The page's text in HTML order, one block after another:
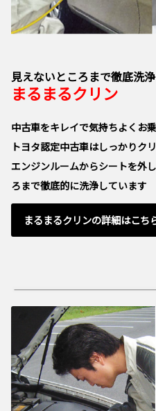
見えないところまで徹底洗浄
まるまるクリン
中古車をキレイで気持ちよくお
トヨタ認定中古車はしっかりクリ
エンジンルームからシートを外
ろまで徹底的に洗浄しています
まるまるクリンの詳細はこち